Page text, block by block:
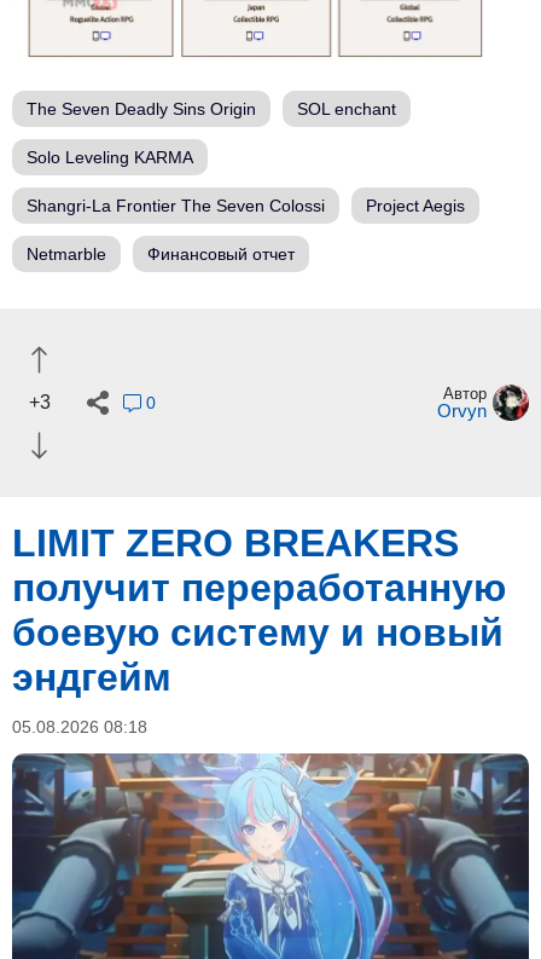
The Seven Deadly Sins Origin SOL enchant
Solo Leveling KARMA
Shangri-La Frontier The Seven Colossi Project Aegis
Netmarble Финансовый отчет
+3 0 Автор
Orvyn
LIMIT ZERO BREAKERS
получит переработанную
боевую систему и новый
эндгейм
05.08.2026 08:18